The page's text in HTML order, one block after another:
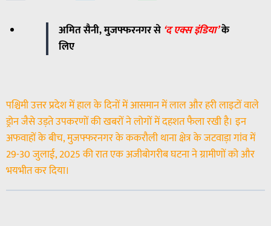
अमित सैनी, मुजफ्फरनगर से ‘द एक्स इंडिया’के
लिए
पश्चिमी उत्तर प्रदेश में हाल के दिनों में आसमान में लाल और हरी लाइटों वाले
ड्रोन जैसे उड़ते उपकरणों की खबरों ने लोगों में दहशत फैला रखी है। इन
अफवाहों के बीच, मुजफ्फरनगर के ककरौली थाना क्षेत्र के जटवाड़ा गांव में
29-30 जुलाई, 2025 की रात एक अजीबोगरीब घटना ने ग्रामीणों को और
भयभीत कर दिया।